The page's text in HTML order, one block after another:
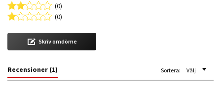
(0)
(0)
Skriv omdöme
Recensioner (1) Sortera: Välj